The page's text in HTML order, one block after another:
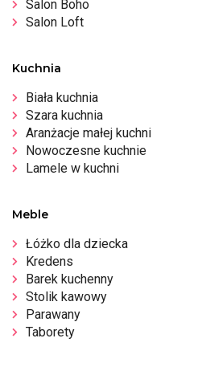
Salon Boho
Salon Loft
Kuchnia
Biała kuchnia
Szara kuchnia
Aranżacje małej kuchni
Nowoczesne kuchnie
Lamele w kuchni
Meble
Łóżko dla dziecka
Kredens
Barek kuchenny
Stolik kawowy
Parawany
Taborety